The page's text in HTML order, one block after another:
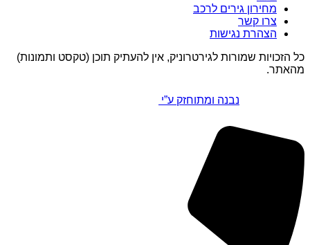
מחירון גירים לרכב
צרו קשר
הצהרת נגישות
כל הזכויות שמורות לגירטרוניק, אין להעתיק תוכן (טקסט ותמונות)
מהאתר.
נבנה ומתוחזק ע”י